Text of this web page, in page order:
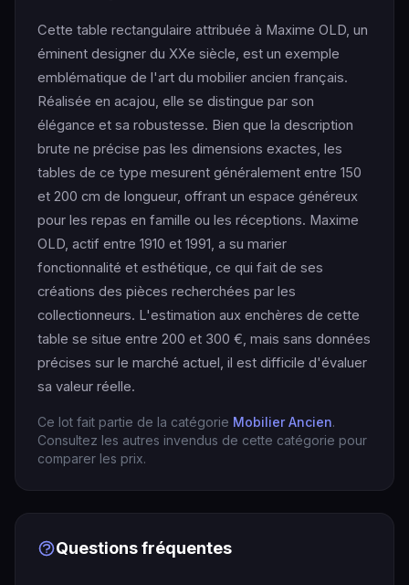
Cette table rectangulaire attribuée à Maxime OLD, un
éminent designer du XXe siècle, est un exemple
emblématique de l'art du mobilier ancien français.
Réalisée en acajou, elle se distingue par son
élégance et sa robustesse. Bien que la description
brute ne précise pas les dimensions exactes, les
tables de ce type mesurent généralement entre 150
et 200 cm de longueur, offrant un espace généreux
pour les repas en famille ou les réceptions. Maxime
OLD, actif entre 1910 et 1991, a su marier
fonctionnalité et esthétique, ce qui fait de ses
créations des pièces recherchées par les
collectionneurs. L'estimation aux enchères de cette
table se situe entre 200 et 300 €, mais sans données
précises sur le marché actuel, il est difficile d'évaluer
sa valeur réelle.
Ce lot fait partie de la catégorie Mobilier Ancien.
Consultez les autres invendus de cette catégorie pour
comparer les prix.
Questions fréquentes